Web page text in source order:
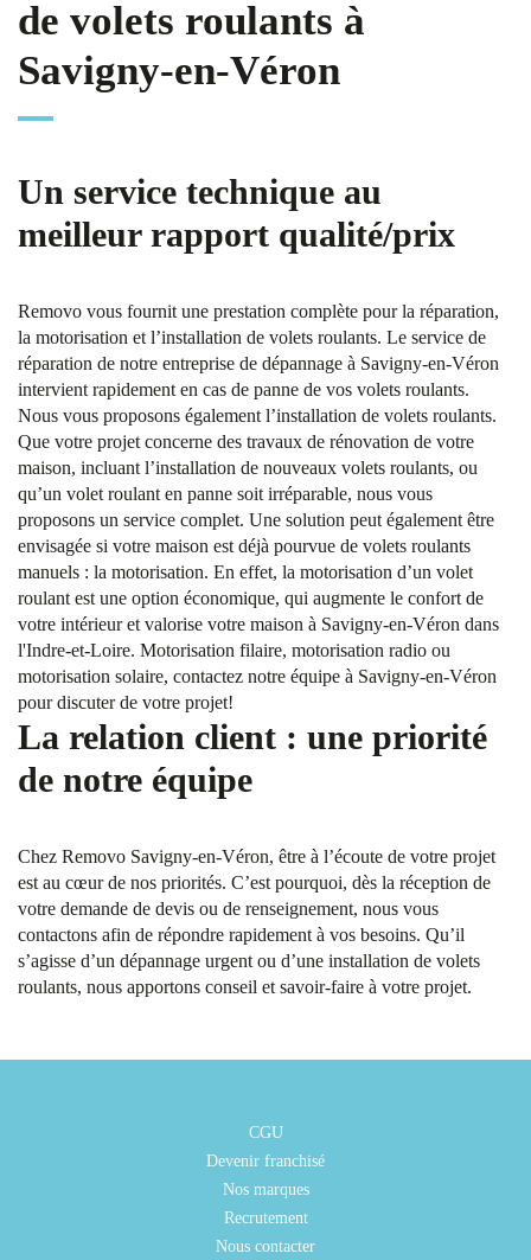
de volets roulants à
Savigny-en-Véron
Un service technique au
meilleur rapport qualité/prix
Removo vous fournit une prestation complète pour la réparation,
la motorisation et l’installation de volets roulants. Le service de
réparation de notre entreprise de dépannage à Savigny-en-Véron
intervient rapidement en cas de panne de vos volets roulants.
Nous vous proposons également l’installation de volets roulants.
Que votre projet concerne des travaux de rénovation de votre
maison, incluant l’installation de nouveaux volets roulants, ou
qu’un volet roulant en panne soit irréparable, nous vous
proposons un service complet. Une solution peut également être
envisagée si votre maison est déjà pourvue de volets roulants
manuels : la motorisation. En effet, la motorisation d’un volet
roulant est une option économique, qui augmente le confort de
votre intérieur et valorise votre maison à Savigny-en-Véron dans
l'Indre-et-Loire. Motorisation filaire, motorisation radio ou
motorisation solaire, contactez notre équipe à Savigny-en-Véron
pour discuter de votre projet!
La relation client : une priorité
de notre équipe
Chez Removo Savigny-en-Véron, être à l’écoute de votre projet
est au cœur de nos priorités. C’est pourquoi, dès la réception de
votre demande de devis ou de renseignement, nous vous
contactons afin de répondre rapidement à vos besoins. Qu’il
s’agisse d’un dépannage urgent ou d’une installation de volets
roulants, nous apportons conseil et savoir-faire à votre projet.
CGU
Devenir franchisé
Nos marques
Recrutement
Nous contacter